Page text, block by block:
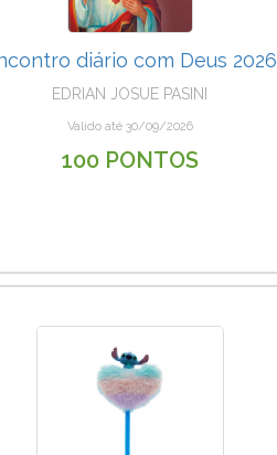
diário com Deus 2026
EDRIAN JOSUE PASINI
Valido até 30/09/2026
100 PONTOS